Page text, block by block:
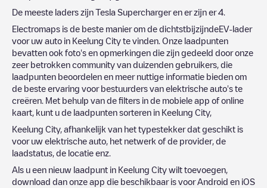
De meeste laders zijn Tesla Superchargeren er zijn er4
Electromaps is de beste manier om de dichtstbijzijndeEV-lader
voor uw auto in Keelung City te vinden. Onze laadpunten
bevatten ook foto's en opmerkingen die zijn gedeeld door onze
zeer betrokken community van duizenden gebruikers, die
laadpunten beoordelen en meer nuttige informatie bieden om
de beste ervaring voor bestuurders van elektrische auto's te
creëren. Met behulp van de filters in de mobiele app of online
kaart, kunt u de laadpunten sorteren in Keelung City,
Keelung City, afhankelijk van het typestekker dat geschikt is
voor uw elektrische auto, het netwerk of de provider, de
laadstatus, de locatie enz.
Als u een nieuw laadpunt in Keelung City wilt toevoegen,
download dan onze app die beschikbaar is voor Android en iOS